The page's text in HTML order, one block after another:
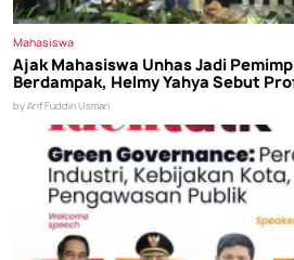
Mahasiswa
Ajak Mahasiswa Unhas Jadi
Berdampak, Helmy Yahya Sebut
by Arif Fuddin Usman